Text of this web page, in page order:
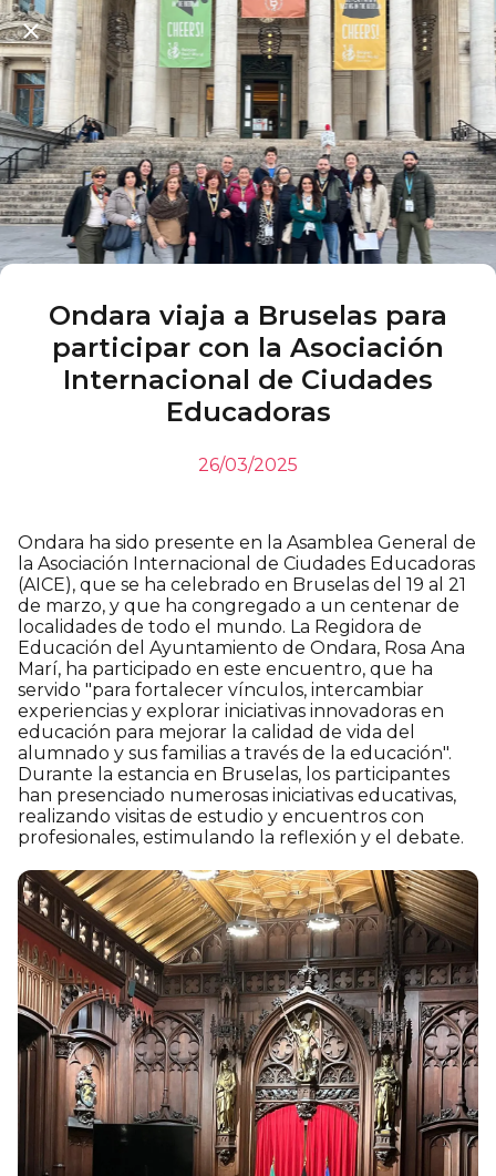
Ondara viaja a Bruselas para
participar con la Asociación
Internacional de Ciudades
Educadoras
26/03/2025
Ondara ha sido presente en la Asamblea General de
la Asociación Internacional de Ciudades Educadoras
(AICE), que se ha celebrado en Bruselas del 19 al 21
de marzo, y que ha congregado a un centenar de
localidades de todo el mundo. La Regidora de
Educación del Ayuntamiento de Ondara, Rosa Ana
Marí, ha participado en este encuentro, que ha
servido "para fortalecer vínculos, intercambiar
experiencias y explorar iniciativas innovadoras en
educación para mejorar la calidad de vida del
alumnado y sus familias a través de la educación".
Durante la estancia en Bruselas, los participantes
han presenciado numerosas iniciativas educativas,
realizando visitas de estudio y encuentros con
profesionales, estimulando la reflexión y el debate.